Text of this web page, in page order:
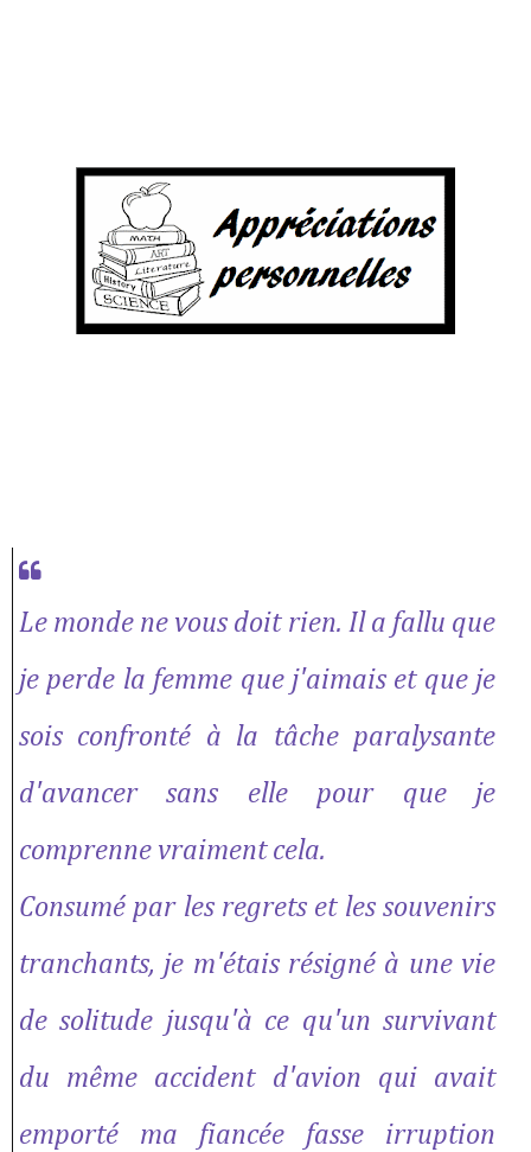
Le monde ne vous doit rien. Il a fallu que
je perde la femme que j'aimais et que je
sois confronté à la tâche paralysante
d'avancer sans elle pour que je
comprenne vraiment cela.
Consumé par les regrets et les souvenirs
tranchants, je m'étais résigné à une vie
de solitude jusqu'à ce qu'un survivant
du même accident d'avion qui avait
emporté ma fiancée fasse irruption